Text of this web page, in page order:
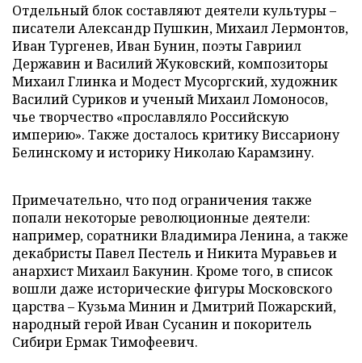
Отдельный блок составляют деятели культуры –
писатели Александр Пушкин, Михаил Лермонтов,
Иван Тургенев, Иван Бунин, поэты Гавриил
Державин и Василий Жуковский, композиторы
Михаил Глинка и Модест Мусоргский, художник
Василий Суриков и ученый Михаил Ломоносов,
чье творчество «прославляло Российскую
империю». Также досталось критику Виссариону
Белинскому и историку Николаю Карамзину.
Примечательно, что под ограничения также
попали некоторые революционные деятели:
например, соратники Владимира Ленина, а также
декабристы Павел Пестель и Никита Муравьев и
анархист Михаил Бакунин. Кроме того, в список
вошли даже исторические фигуры Московского
царства – Кузьма Минин и Дмитрий Пожарский,
народный герой Иван Сусанин и покоритель
Сибири Ермак Тимофеевич.